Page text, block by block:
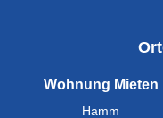
Wohnung Mieten
Hamm